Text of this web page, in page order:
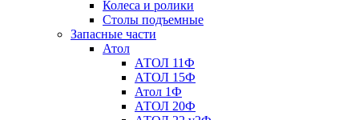
Колеса и ролики
Столы подъемные
Запасные части
Атол
АТОЛ 11Ф
АТОЛ 15Ф
Атол 1Ф
АТОЛ 20Ф